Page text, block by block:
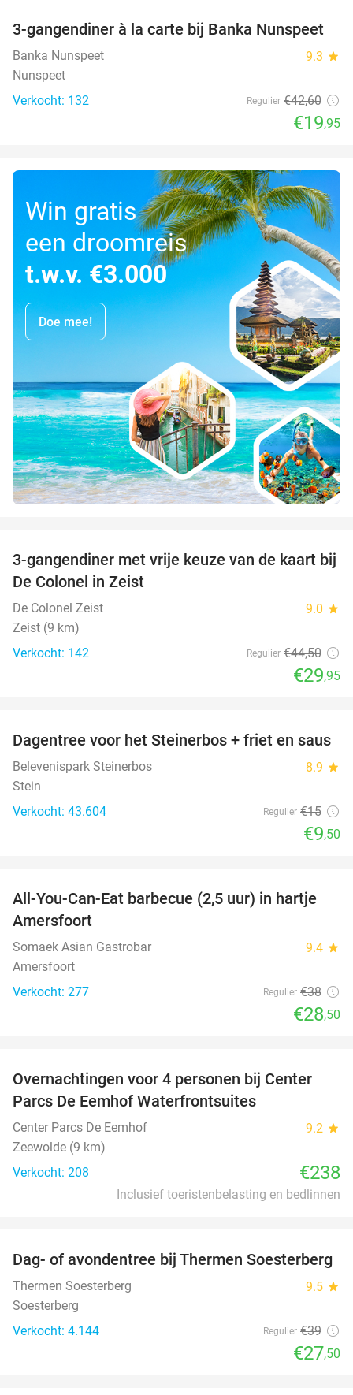
53%
3-gangendiner à la carte bij Banka Nunspeet
Banka Nunspeet 9.3 star
Nunspeet
Verkocht: 132
Regulier €42,60
€19,95
Win gratis
een droomreis
t.w.v. €3.000
Doe mee!
33%
3-gangendiner met vrije keuze van de kaart bij
De Colonel in Zeist
De Colonel Zeist 9.0 star
Zeist (9 km)
Verkocht: 142
Regulier €44,50
€29,95
37%
Dagentree voor het Steinerbos + friet en saus
Belevenispark Steinerbos 8.9 star
Stein
Verkocht: 43.604
Regulier €15
€9,50
25%
All-You-Can-Eat barbecue (2,5 uur) in hartje
Amersfoort
Somaek Asian Gastrobar 9.4 star
Amersfoort
Verkocht: 277
Regulier €38
€28,50
Overnachtingen voor 4 personen bij Center
Parcs De Eemhof Waterfrontsuites
Center Parcs De Eemhof 9.2 star
Zeewolde (9 km)
Verkocht: 208
€238
Inclusief toeristenbelasting en bedlinnen
29%
Dag- of avondentree bij Thermen Soesterberg
Thermen Soesterberg 9.5 star
Soesterberg
Verkocht: 4.144
Regulier €39
€27,50